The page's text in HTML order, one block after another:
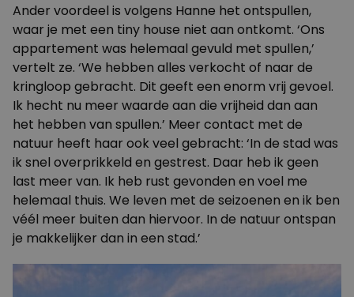
Ander voordeel is volgens Hanne het ontspullen,
waar je met een tiny house niet aan ontkomt. ‘Ons
appartement was helemaal gevuld met spullen,’
vertelt ze. ‘We hebben alles verkocht of naar de
kringloop gebracht. Dit geeft een enorm vrij gevoel.
Ik hecht nu meer waarde aan die vrijheid dan aan
het hebben van spullen.’ Meer contact met de
natuur heeft haar ook veel gebracht: ‘In de stad was
ik snel overprikkeld en gestrest. Daar heb ik geen
last meer van. Ik heb rust gevonden en voel me
helemaal thuis. We leven met de seizoenen en ik ben
véél meer buiten dan hiervoor. In de natuur ontspan
je makkelijker dan in een stad.’